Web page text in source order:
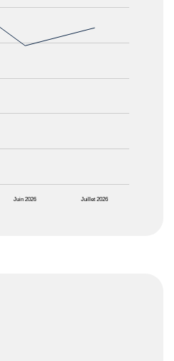
Juin 2026 Juillet 2026